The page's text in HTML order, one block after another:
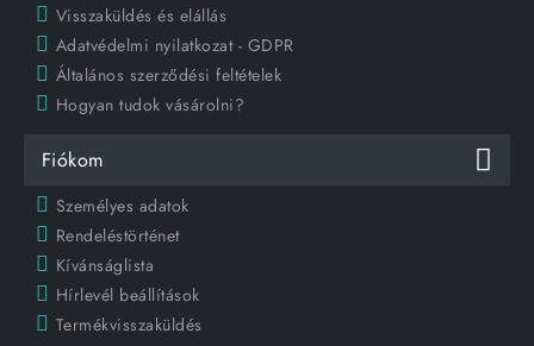
Visszaküldés és elállás
Adatvédelmi nyilatkozat - GDPR
Általános szerződési feltételek
Hogyan tudok vásárolni?
Fiókom
Személyes adatok
Rendeléstörténet
Kívánságlista
Hírlevél beállítások
Termékvisszaküldés